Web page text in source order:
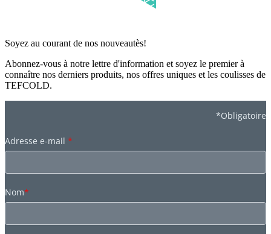
Soyez au courant de nos nouveautès!
Abonnez-vous à notre lettre d'information et soyez le premier à
connaître nos derniers produits, nos offres uniques et les coulisses de
TEFCOLD.
*Obligatoire
Adresse e-mail *
Nom*